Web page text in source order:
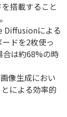
搭載すること
Diffusionによる
ドを2枚使っ
合は約68%の時
像生成におい
による効率的